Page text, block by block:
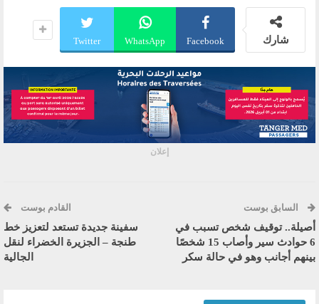
شارك Facebook
WhatsApp
Twitter
إعلان
السابق بوست
أصيلة.. توقيف شخص تسبب في
6 حوادث سير وأصاب 15 شخصًا
بينهم أجانب وهو في حالة سكر
القادم بوست
سفينة جديدة تستعد لتعزيز خط
طنجة – الجزيرة الخضراء لنقل
الجالية